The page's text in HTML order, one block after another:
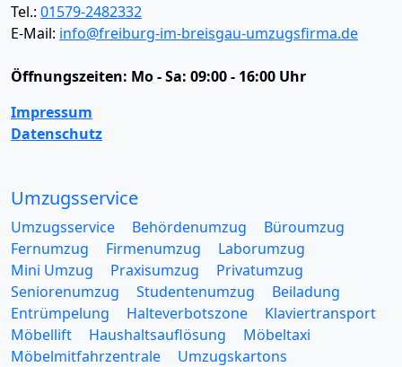
Tel.: 01579-2482332
E-Mail: info@freiburg-im-breisgau-umzugsfirma.de
Öffnungszeiten: Mo - Sa: 09:00 - 16:00 Uhr
Impressum
Datenschutz
Umzugsservice
Umzugsservice Behördenumzug
Büroumzug
Fernumzug
Firmenumzug
Laborumzug
Mini Umzug
Praxisumzug
Privatumzug
Seniorenumzug
Studentenumzug
Beiladung
Entrümpelung
Halteverbotszone
Klaviertransport
Möbellift
Haushaltsauflösung
Möbeltaxi
Möbelmitfahrzentrale
Umzugskartons